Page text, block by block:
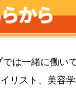
は一緒に働い
リスト、美容